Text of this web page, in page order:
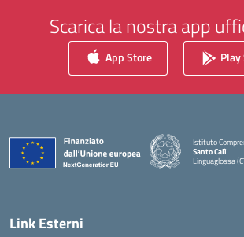
Scarica la nostra app
App Store
Istituto
Santo Calì
Linguaglossa
— Visita la
Link Esterni